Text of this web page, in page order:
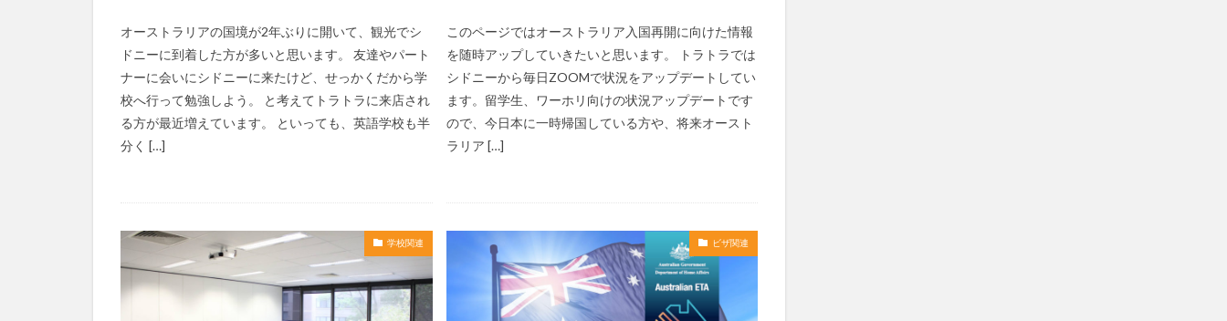
オーストラリアの国境が2年ぶりに開いて、観光でシ
ドニーに到着した方が多いと思います。 友達やパート
ナーに会いにシドニーに来たけど、せっかくだから学
校へ行って勉強しよう。 と考えてトラトラに来店され
る方が最近増えています。 といっても、英語学校も半
分く […]
このページではオーストラリア入国再開に向けた情報
を随時アップしていきたいと思います。 トラトラでは
シドニーから毎日ZOOMで状況をアップデートしてい
ます。留学生、ワーホリ向けの状況アップデートです
ので、今日本に一時帰国している方や、将来オースト
ラリア […]
学校関連 ビザ関連